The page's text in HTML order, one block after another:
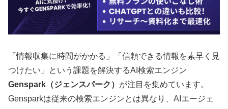
「情報収集に時間がかかる」「信頼できる情報を素早く見
つけたい」という課題を解決するAI検索エンジン
Genspark（ジェンスパーク） が注目を集めています。
Gensparkは従来の検索エンジンとは異なり、AIエージェ